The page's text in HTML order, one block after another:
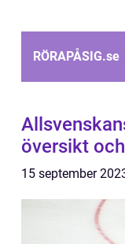
RÖRAPÅSIG.se
översikt
15 september